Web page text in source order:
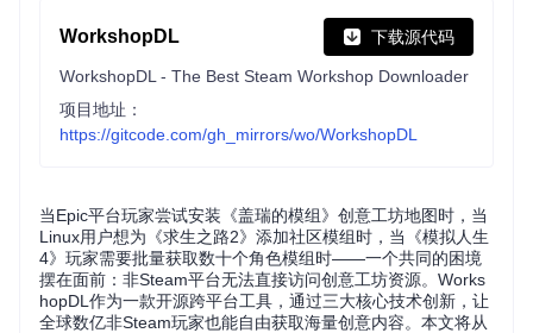
WorkshopDL 下载源代码
WorkshopDL - The Best Steam Workshop Downloader
项目地址：
https://gitcode.com/gh_mirrors/wo/WorkshopDL
当Epic平台玩家尝试安装《盖瑞的模组》创意工坊地图时，当
Linux用户想为《求生之路2》添加社区模组时，当《模拟人生
4》玩家需要批量获取数十个角色模组时——一个共同的困境
摆在面前：非Steam平台无法直接访问创意工坊资源。Works
hopDL作为一款开源跨平台工具，通过三大核心技术创新，让
全球数亿非Steam玩家也能自由获取海量创意内容。本文将从